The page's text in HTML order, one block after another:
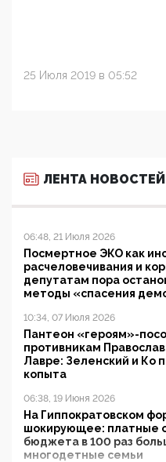
25 Июля 2019 в 05:52
ЛЕНТА НОВОСТЕЙ
06:48, 21 Июля 2026
Посмертное ЭКО как
расчеловечивания и
депутатам пора
методы «спасения
10:34, 07 Июля 2026
Пантеон «героям»-
противникам
Лавре: Зеленский и Ко
копыта
06:38, 19 Июня 2026
На Гиппократовском
шокирующее: платные
бюджета в 100 раз
многодетные семьи